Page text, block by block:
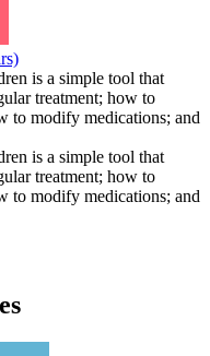
is a simple tool that
treatment; how to
to modify medications; and
is a simple tool that
treatment; how to
to modify medications; and